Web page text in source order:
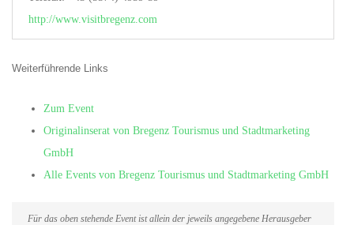
http://www.visitbregenz.com
Weiterführende Links
Zum Event
Originalinserat von Bregenz Tourismus und Stadtmarketing
GmbH
Alle Events von Bregenz Tourismus und Stadtmarketing GmbH
Für das oben stehende Event ist allein der jeweils angegebene Herausgeber